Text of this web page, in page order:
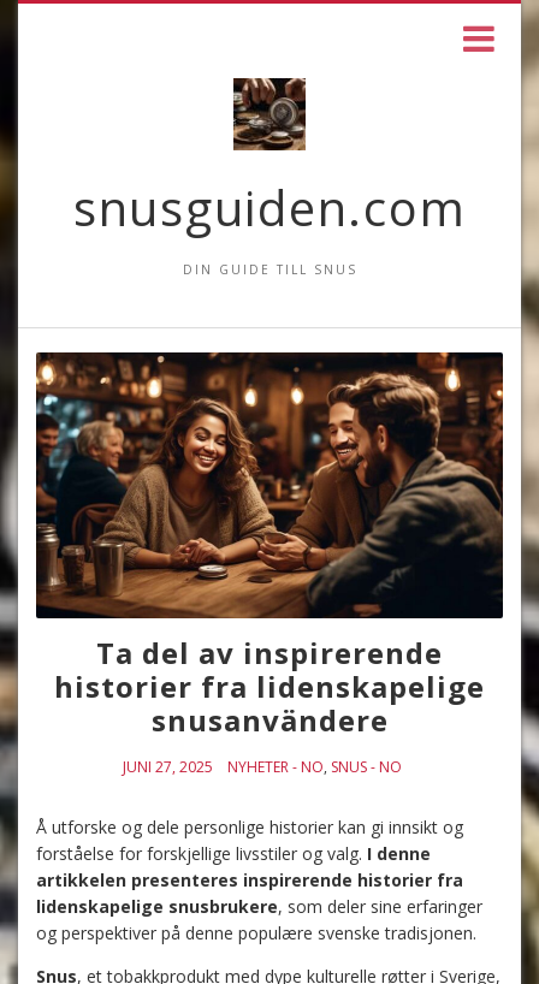
snusguiden.com
DIN GUIDE TILL SNUS
Ta del av inspirerende
historier fra lidenskapelige
snusanvändere
JUNI 27, 2025 NYHETER - NO, SNUS - NO
Å utforske og dele personlige historier kan gi innsikt og
forståelse for forskjellige livsstiler og valg. I denne
artikkelen presenteres inspirerende historier fra
lidenskapelige snusbrukere, som deler sine erfaringer
og perspektiver på denne populære svenske tradisjonen.
Snus, et tobakkprodukt med dype kulturelle røtter i Sverige,